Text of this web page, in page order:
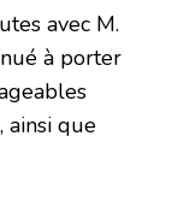
avec M.
à porter
ainsi que